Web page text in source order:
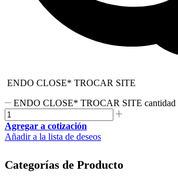
ENDO CLOSE* TROCAR SITE
ENDO CLOSE* TROCAR SITE cantidad
Agregar a cotización
Añadir a la lista de deseos
Categorías de Producto